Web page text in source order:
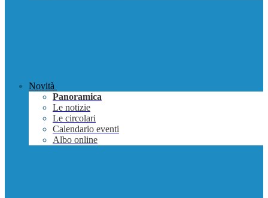
Novità
Panoramica
Le notizie
Le circolari
Calendario eventi
Albo online